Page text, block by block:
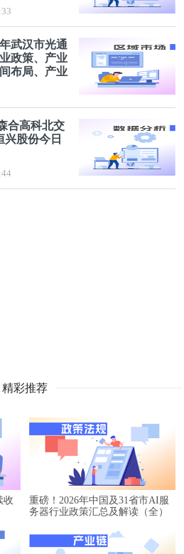
武汉市光通
政策、产业
布局、产业
合高科北交
兴股份今日
精彩推荐
收
重磅！2026年中国及31省市AI服
务器行业政策汇总及解读（全）